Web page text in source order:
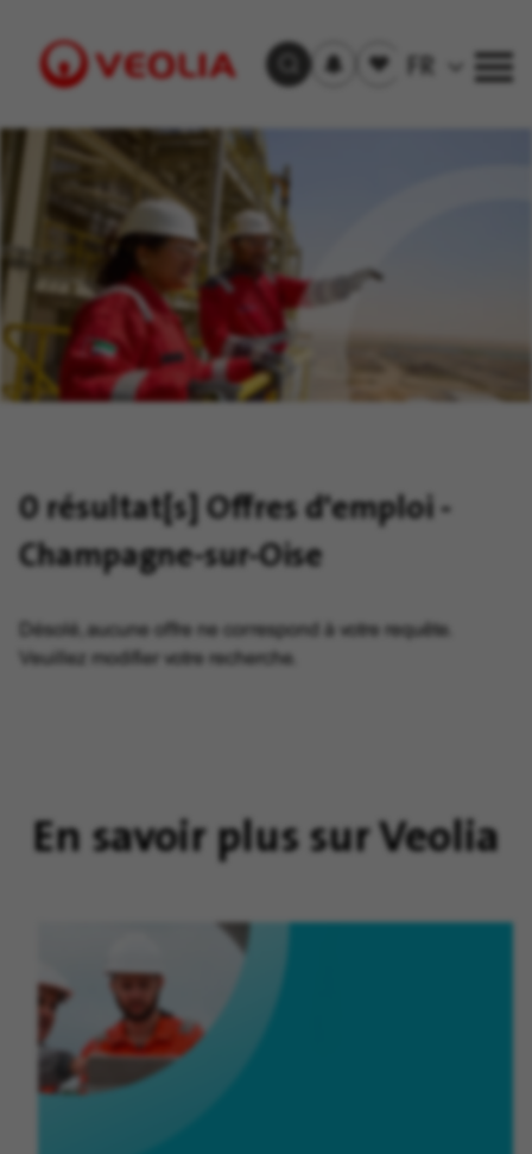
Visit
Trouver un emploi
aux
Offre(s)
sauvegardée(s)
FR
0 résultat[s]Offres d'emploi -
Champagne-sur-Oise
Désolé, aucune offre ne correspond à votre requête.
Veuillez modifier votre recherche.
En savoir plus sur Veolia